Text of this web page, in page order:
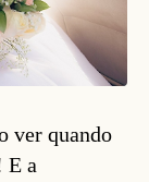
ver quando
E a